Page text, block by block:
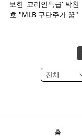
홈